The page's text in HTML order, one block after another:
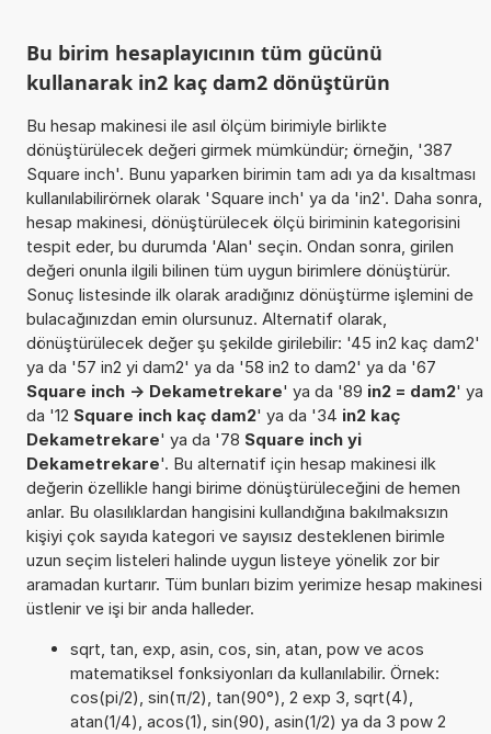
Bu birim hesaplayıcının tüm gücünü
kullanarak in2 kaç dam2 dönüştürün
Bu hesap makinesi ile asıl ölçüm birimiyle birlikte
dönüştürülecek değeri girmek mümkündür; örneğin, '387
Square inch'. Bunu yaparken birimin tam adı ya da kısaltması
kullanılabilirörnek olarak 'Square inch' ya da 'in2'. Daha sonra,
hesap makinesi, dönüştürülecek ölçü biriminin kategorisini
tespit eder, bu durumda 'Alan' seçin. Ondan sonra, girilen
değeri onunla ilgili bilinen tüm uygun birimlere dönüştürür.
Sonuç listesinde ilk olarak aradığınız dönüştürme işlemini de
bulacağınızdan emin olursunuz. Alternatif olarak,
dönüştürülecek değer şu şekilde girilebilir: '45 in2 kaç dam2'
ya da '57 in2 yi dam2' ya da '58 in2 to dam2' ya da '67
Square inch -> Dekametrekare' ya da '89 in2 = dam2' ya
da '12 Square inch kaç dam2' ya da '34 in2 kaç
Dekametrekare' ya da '78 Square inch yi
Dekametrekare'. Bu alternatif için hesap makinesi ilk
değerin özellikle hangi birime dönüştürüleceğini de hemen
anlar. Bu olasılıklardan hangisini kullandığına bakılmaksızın
kişiyi çok sayıda kategori ve sayısız desteklenen birimle
uzun seçim listeleri halinde uygun listeye yönelik zor bir
aramadan kurtarır. Tüm bunları bizim yerimize hesap makinesi
üstlenir ve işi bir anda halleder.
sqrt, tan, exp, asin, cos, sin, atan, pow ve acos
matematiksel fonksiyonları da kullanılabilir. Örnek:
cos(pi/2), sin(π/2), tan(90°), 2 exp 3, sqrt(4),
atan(1/4), acos(1), sin(90), asin(1/2) ya da 3 pow 2